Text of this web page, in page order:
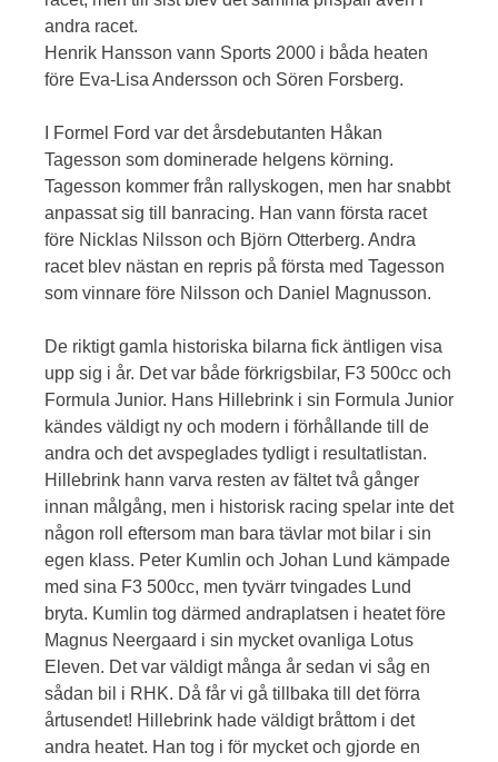
andra racet.
Henrik Hansson vann Sports 2000 i båda heaten
före Eva-Lisa Andersson och Sören Forsberg.
I Formel Ford var det årsdebutanten Håkan
Tagesson som dominerade helgens körning.
Tagesson kommer från rallyskogen, men har snabbt
anpassat sig till banracing. Han vann första racet
före Nicklas Nilsson och Björn Otterberg. Andra
racet blev nästan en repris på första med Tagesson
som vinnare före Nilsson och Daniel Magnusson.
De riktigt gamla historiska bilarna fick äntligen visa
upp sig i år. Det var både förkrigsbilar, F3 500cc och
Formula Junior. Hans Hillebrink i sin Formula Junior
kändes väldigt ny och modern i förhållande till de
andra och det avspeglades tydligt i resultatlistan.
Hillebrink hann varva resten av fältet två gånger
innan målgång, men i historisk racing spelar inte det
någon roll eftersom man bara tävlar mot bilar i sin
egen klass. Peter Kumlin och Johan Lund kämpade
med sina F3 500cc, men tyvärr tvingades Lund
bryta. Kumlin tog därmed andraplatsen i heatet före
Magnus Neergaard i sin mycket ovanliga Lotus
Eleven. Det var väldigt många år sedan vi såg en
sådan bil i RHK. Då får vi gå tillbaka till det förra
årtusendet! Hillebrink hade väldigt bråttom i det
andra heatet. Han tog i för mycket och gjorde en